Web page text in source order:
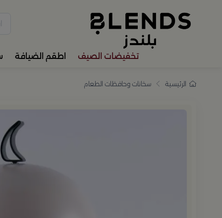
تسوّق من بلندز تشكيلة تضم
تخفيضات الصيف اطقم الضيافة
الرئيسية سخانات وحافظات الطعام